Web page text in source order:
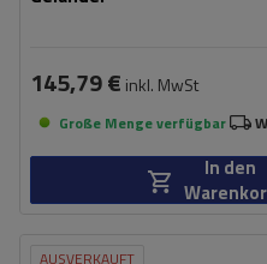
145,79 € inkl. MwSt
Große Menge verfügbar
In den
AUSVERKAUFT